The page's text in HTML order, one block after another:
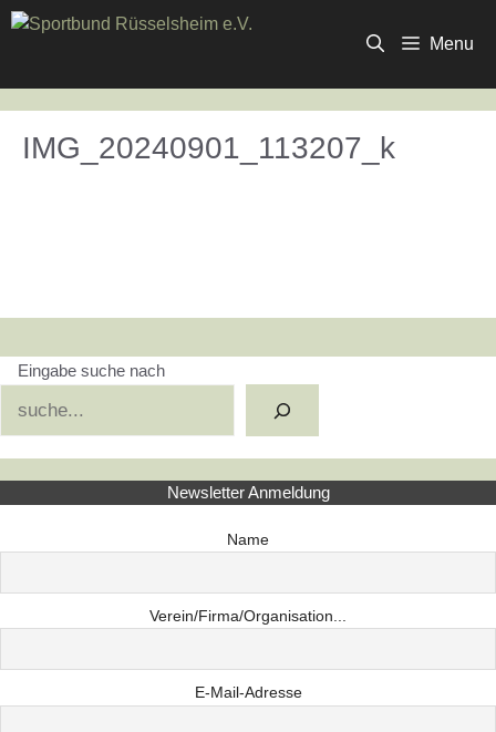
Zum
Inhalt
Menu
IMG_20240901_113207_k
Eingabe suche nach
Newsletter Anmeldung
Name
Verein/Firma/Organisation...
E-Mail-Adresse